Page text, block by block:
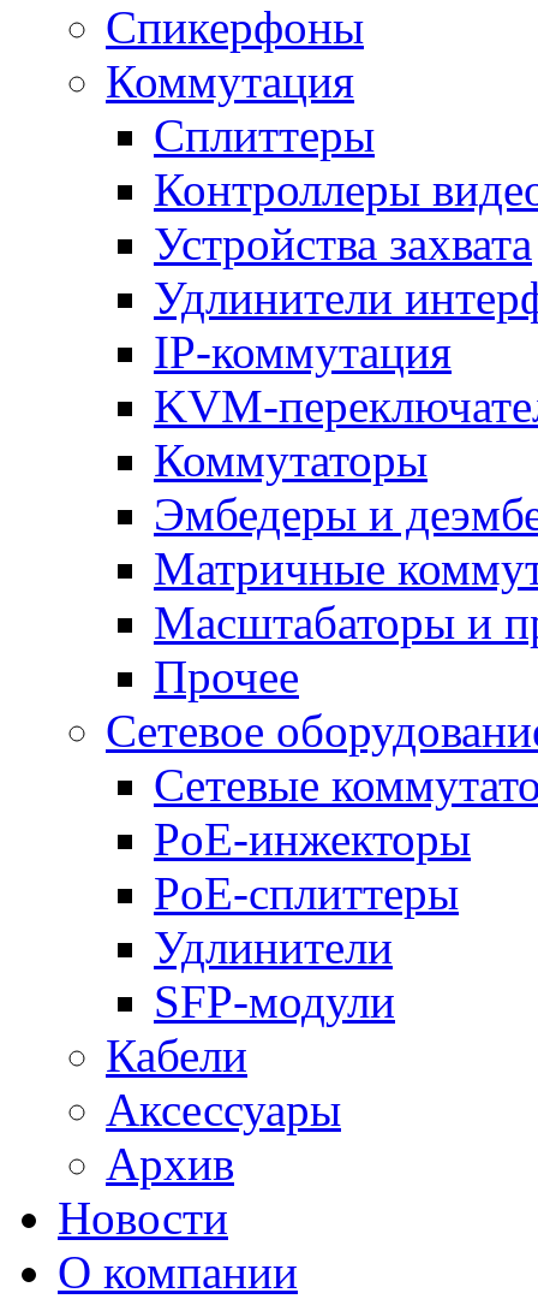
Спикерфоны
Коммутация
Сплиттеры
Контроллеры
Устройства захвата
Удлинители
IP-коммутация
KVM-
Коммутаторы
Эмбедеры и
Матричные
Масштабаторы и
Прочее
Сетевое
Сетевые
PoE-инжекторы
PoE-сплиттеры
Удлинители
SFP-модули
Кабели
Аксессуары
Архив
Новости
О компании